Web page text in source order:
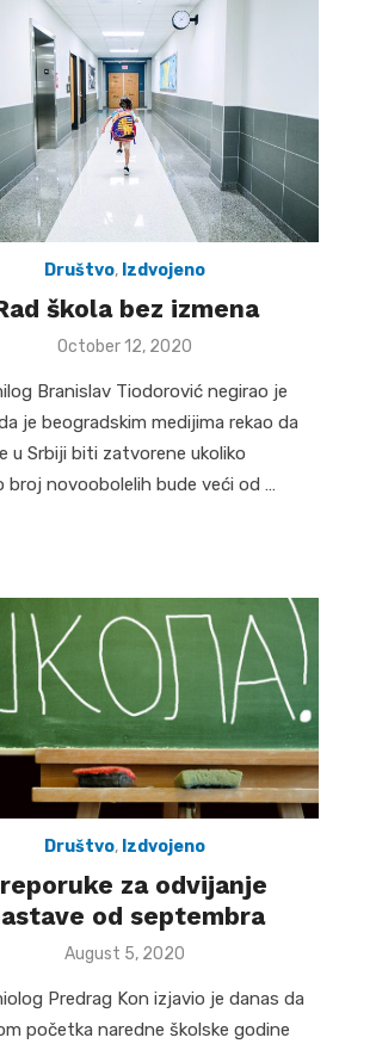
Društvo, Izdvojeno
škola bez izmena
Posted
October 12, 2020
Branislav Tiodorović negirao je
je beogradskim medijima rekao da
u Srbiji biti zatvorene ukoliko
broj novoobolelih bude veći od …
Društvo, Izdvojeno
za odvijanje
od septembra
Posted
August 5, 2020
Predrag Kon izjavio je danas da
početka naredne školske godine